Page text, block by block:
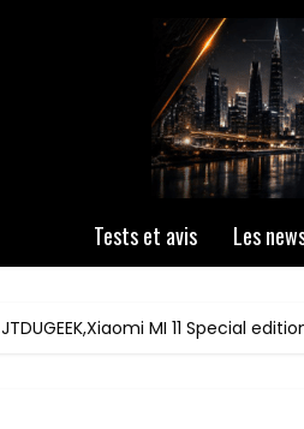
Tests et avis Les
JTDUGEEK,Xiaomi MI 11 Special